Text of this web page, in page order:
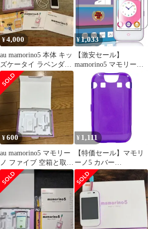
ズスマホ カバー ソフト
耐衝撃 ジュニア キッズ
FJ6556(ブラック) ジェ
リーケース TPUケース
mamorino5 マモリーノ5
(2枚入り)➕ カメラフィ
ルム(2枚入り)】 マモリ
ーノ5 強化ガラス 液晶
まもりーの5 保護フィ
ルム ケース 3
¥4,000
au mamorino5 本体 キッ
ズケータイ ラベンダー
付属品あり
¥ 1,033
【激安セール】
mamorino5 マモリーノ5
KYF40 ガラスフィルム
強化ガラス 液晶保護フ
ルム 厚さ0.33㎜ 硬度9H
気泡ゼロ ガラス飛散防
面保護 透明 PCduoduo
¥600
au mamorino5 マモリー
ノ ファイブ 空箱と取扱
説明書
¥ 1,111
【特価セール】マモリ
ーノ5 カバー
mamorino5 TPUケース
ジェリーケース キッズ
ジュニア 耐衝撃 ソフト
カバー まもりーの 5 フ
ァイブ キッズケータイ
ジュニアケータイ ソフ